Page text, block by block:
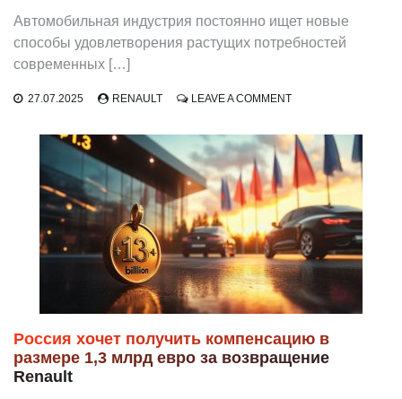
Автомобильная индустрия постоянно ищет новые
способы удовлетворения растущих потребностей
современных […]
27.07.2025 RENAULT LEAVE A COMMENTON
TRIBER
Россия хочет получить компенсацию в
размере 1,3 млрд евро за возвращение
Renault